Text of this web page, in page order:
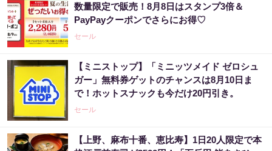
数量限定で販売！8月8日はスタンプ3倍＆
PayPayクーポンでさらにお得♡
セール
【ミニストップ】「ミニッツメイド ゼロシュ
ガー」無料券ゲットのチャンスは8月10日ま
で！ホットスナックも今だけ20円引き。
セール
【上野、麻布十番、恵比寿】1日20人限定で本